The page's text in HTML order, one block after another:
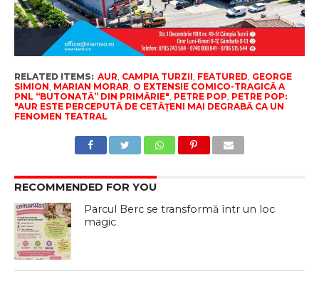
RELATED ITEMS: AUR, CAMPIA TURZII, FEATURED, GEORGE
SIMION, MARIAN MORAR, O EXTENSIE COMICO-TRAGICĂ A
PNL “BUTONATĂ” DIN PRIMĂRIE", PETRE POP, PETRE POP:
"AUR ESTE PERCEPUTĂ DE CETĂȚENI MAI DEGRABĂ CA UN
FENOMEN TEATRAL
RECOMMENDED FOR YOU
Parcul Berc se transformă într un loc
magic